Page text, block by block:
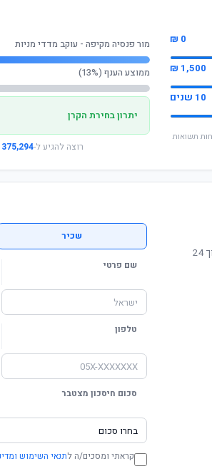
0 ₪
1,500 ₪
10 שנים
עבר אינן מבטיחות תשואות
מור פנסיה מקיפה - עוקב מדדי מניות
ממוצע הענף (13%)
יתרון בחירת הקרן
רוצה להגיע ל-375,294 ₪
תשואה מוכחת, דמי ניהול תחרותיים ושירות מקצועי. נחזור אליכם תוך 24
שכיר
שם פרטי
טלפון
סכום חיסכון מצטבר
קראתי ומסכים/ה לתנאי השימוש